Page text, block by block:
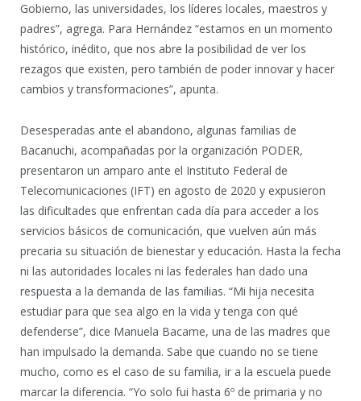
Gobierno, las universidades, los líderes locales, maestros y
padres”, agrega. Para Hernández “estamos en un momento
histórico, inédito, que nos abre la posibilidad de ver los
rezagos que existen, pero también de poder innovar y hacer
cambios y transformaciones”, apunta.
Desesperadas ante el abandono, algunas familias de
Bacanuchi, acompañadas por la organización PODER,
presentaron un amparo ante el Instituto Federal de
Telecomunicaciones (IFT) en agosto de 2020 y expusieron
las dificultades que enfrentan cada día para acceder a los
servicios básicos de comunicación, que vuelven aún más
precaria su situación de bienestar y educación. Hasta la fecha
ni las autoridades locales ni las federales han dado una
respuesta a la demanda de las familias. “Mi hija necesita
estudiar para que sea algo en la vida y tenga con qué
defenderse”, dice Manuela Bacame, una de las madres que
han impulsado la demanda. Sabe que cuando no se tiene
mucho, como es el caso de su familia, ir a la escuela puede
marcar la diferencia. “Yo solo fui hasta 6º de primaria y no